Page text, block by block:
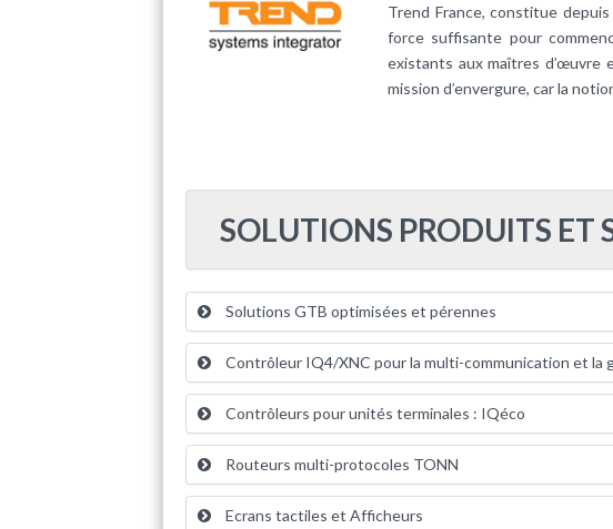
Trend France, constitue
force suffisante pour
existants aux maîtres d’œuvre
mission d’envergure, car la
SOLUTIONS PRODUITS ET
Solutions GTB optimisées et pérennes
Contrôleur IQ4/XNC pour la multi-communication et la
Contrôleurs pour unités terminales : IQéco
Routeurs multi-protocoles TONN
Ecrans tactiles et Afficheurs